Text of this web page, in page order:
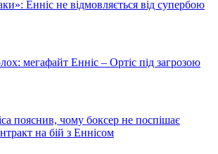
Енніс не відмовляється від супербою
мегафайт Енніс – Ортіс під загрозою
пояснив, чому боксер не поспішає
на бій з Еннісом